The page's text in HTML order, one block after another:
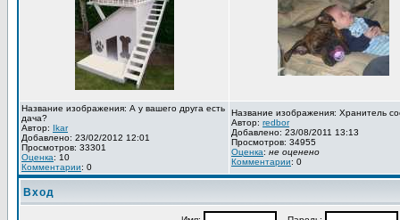
Название изображения: А у вашего друга есть
дача?
Автор: Ikar
Добавлено: 23/02/2012 12:01
Просмотров: 33301
Оценка: 10
Комментарии: 0
Название изображения: Хранитель
Автор: redbor
Добавлено: 23/08/2011 13:13
Просмотров: 34955
Оценка: не оценено
Комментарии: 0
Вход